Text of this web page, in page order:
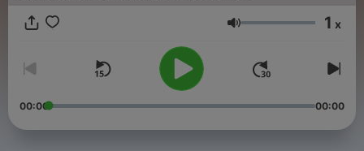
Volume 1 x
00:00 00:00